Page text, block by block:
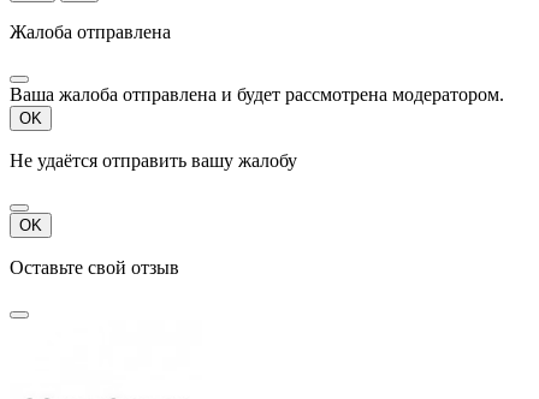
Жалоба отправлена
Ваша жалоба отправлена и будет рассмотрена модератором.
OK
Не удаётся отправить вашу жалобу
OK
Оставьте свой отзыв